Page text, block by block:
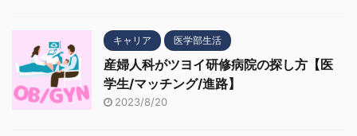
キャリア 医学部生活
産婦人科がツヨイ研修病院の探し方【医
学生/マッチング/進路】
2023/8/20